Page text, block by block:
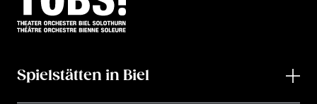
Spielstätten in Biel